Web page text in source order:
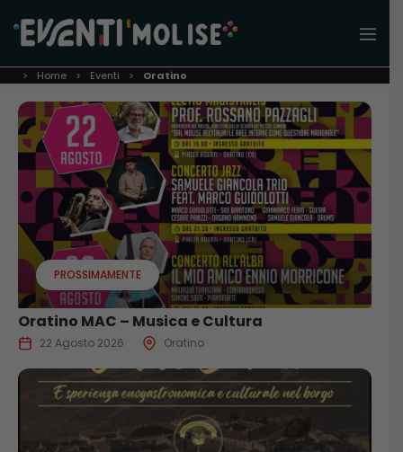
Home Eventi Oratino
PROSSIMAMENTE
Oratino MAC – Musica e Cultura
22 Agosto 2026 Oratino